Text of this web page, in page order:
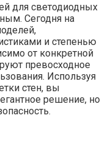
для светодиодных
Сегодня на
и степенью
от конкретной
превосходное
Используя
стен, вы
решение, но